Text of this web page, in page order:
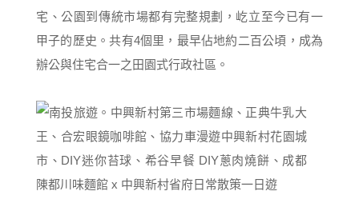
宅、公園到傳統市場都有完整規劃，屹立至今已有一
甲子的歷史。共有4個里，最早佔地約二百公頃，成為
辦公與住宅合一之田園式行政社區。